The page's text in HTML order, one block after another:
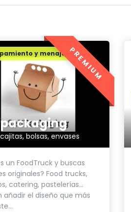
bolsas, envases
y menaje
un FoodTruck y buscas
originales? Food trucks,
catering, pastelerías...
añadir el diseño que más
PREMIUM